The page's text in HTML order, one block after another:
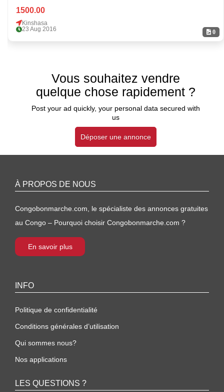
0
1500.00
Kinshasa
23 Aug 2016
Vous souhaitez vendre
quelque chose rapidement ?
Post your ad quickly, your personal data secured with
us
Déposer une annonce
À PROPOS DE NOUS
Congobonmarche.com, le spécialiste des annonces gratuites
au Congo – Pourquoi choisir Congobonmarche.com ?
En savoir plus
INFO
Politique de confidentialité
Conditions générales d’utilisation
Qui sommes nous?
Nos applications
LES QUESTIONS ?